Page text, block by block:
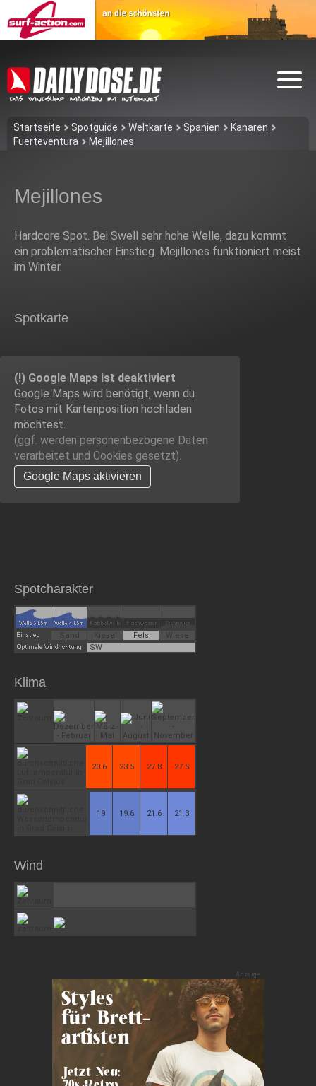
Startseite Spotguide Weltkarte Spanien
Kanaren
Fuerteventura
Mejillones
Mejillones
Hardcore Spot. Bei Swell sehr hohe Welle, dazu kommt
ein problematischer Einstieg. Mejillones funktioniert meist
im Winter.
Spotkarte
(!) Google Maps ist deaktiviert
Google Maps wird benötigt, wenn du
Fotos mit Kartenposition hochladen
möchtest.
(ggf. werden personen­bezogene Daten
verarbeitet und Cookies gesetzt).
Google Maps aktivieren
Spotcharakter
Sand Kiesel Fels
Wiese
SW
Klima
20.6 23.5 27.8 27.5
19 19.6 21.6 21.3
Wind